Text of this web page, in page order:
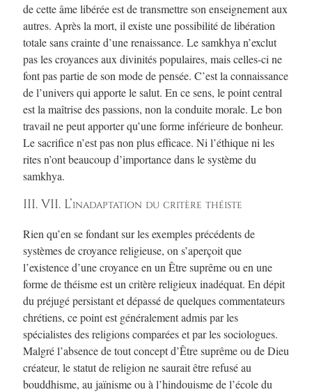
de cette âme libérée est de transmettre son enseignement aux
autres. Après la mort, il existe une possibilité de libération
totale sans crainte d’une renaissance. Le samkhya n’exclut
pas les croyances aux divinités populaires, mais celles-ci ne
font pas partie de son mode de pensée. C’est la connaissance
de l’univers qui apporte le salut. En ce sens, le point central
est la maîtrise des passions, non la conduite morale. Le bon
travail ne peut apporter qu’une forme inférieure de bonheur.
Le sacrifice n’est pas non plus efficace. Ni l’éthique ni les
rites n’ont beaucoup d’importance dans le système du
samkhya.
III. VII. L’inadaptation du critère théiste
Rien qu’en se fondant sur les exemples précédents de
systèmes de croyance religieuse, on s’aperçoit que
l’existence d’une croyance en un Être suprême ou en une
forme de théisme est un critère religieux inadéquat. En dépit
du préjugé persistant et dépassé de quelques commentateurs
chrétiens, ce point est généralement admis par les
spécialistes des religions comparées et par les sociologues.
Malgré l’absence de tout concept d’Être suprême ou de Dieu
créateur, le statut de religion ne saurait être refusé au
bouddhisme, au jaïnisme ou à l’hindouisme de l’école du